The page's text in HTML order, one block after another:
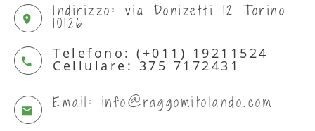
Indirizzo: via Donizetti 12 Torino
10126
Telefono: (+011) 19211524
Cellulare: 375 7172431
Email: info@raggomitolando.com